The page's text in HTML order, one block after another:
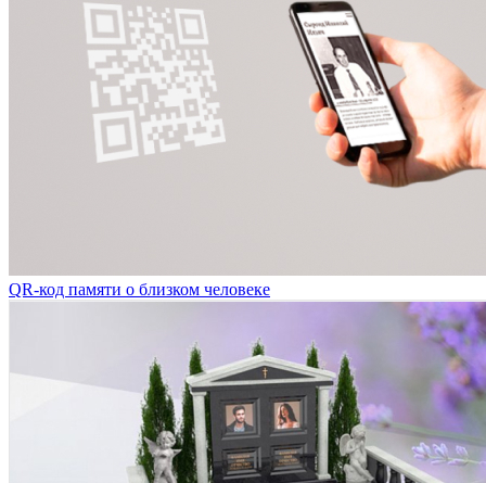
QR-код памяти о близком человеке